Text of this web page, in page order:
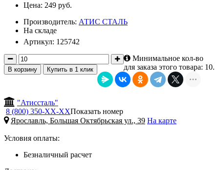
Цена: 249 руб.
Производитель: АТИС СТАЛЬ
На складе
Артикул: 125742
В корзину Купить в 1 клик
Минимальное кол-во
для заказа этого товара: 10.
"Атиссталь"
8 (800) 350-ХХ-ХХПоказать номер
Ярославль, Большая Октябрьская ул., 39 На карте
Условия оплаты:
Безналичный расчет